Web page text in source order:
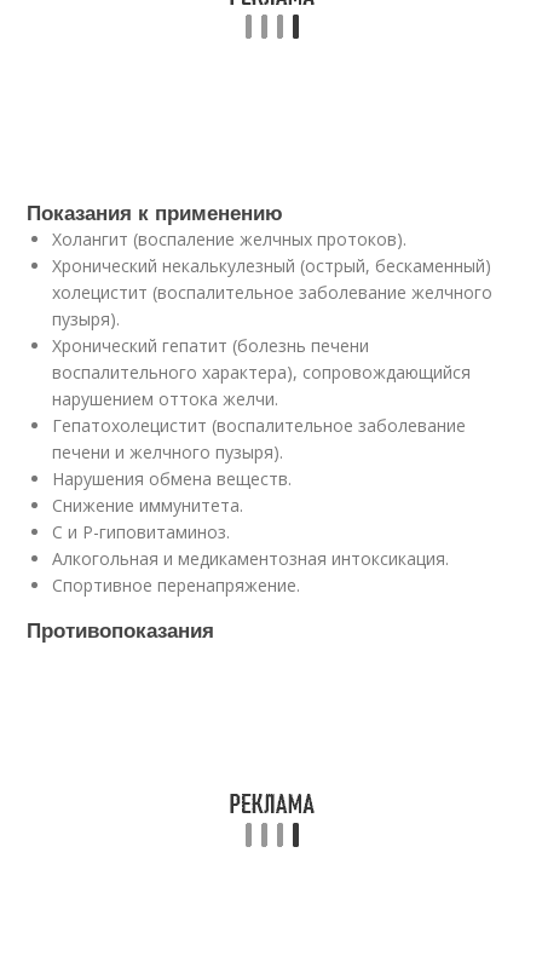
Показания к применению
Холангит (воспаление желчных протоков).
Хронический некалькулезный (острый, бескаменный)
холецистит (воспалительное заболевание желчного
пузыря).
Хронический гепатит (болезнь печени
воспалительного характера), сопровождающийся
нарушением оттока желчи.
Гепатохолецистит (воспалительное заболевание
печени и желчного пузыря).
Нарушения обмена веществ.
Снижение иммунитета.
С и Р-гиповитаминоз.
Алкогольная и медикаментозная интоксикация.
Спортивное перенапряжение.
Противопоказания